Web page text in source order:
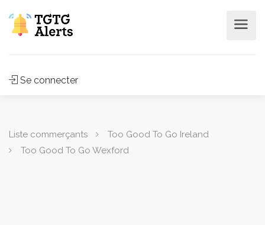
Se connecter
Liste commerçants
Too Good To Go Ireland
Too Good To Go Wexford